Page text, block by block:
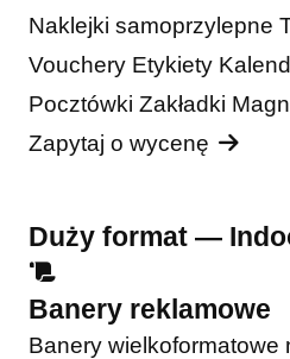
Naklejki samoprzylepne
Vouchery Etykiety
Pocztówki Zakładki
Zapytaj o wycenę
Duży format —
Banery reklamowe
Banery